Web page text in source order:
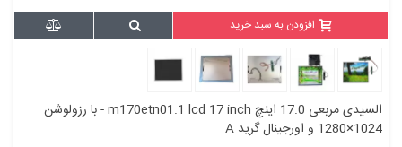
افزودن به سبد خرید
السیدی مربعی 17.0 اینچ m170etn01.1 lcd 17 inch - با رزولوشن
1024×1280 و اورجینال گرید A